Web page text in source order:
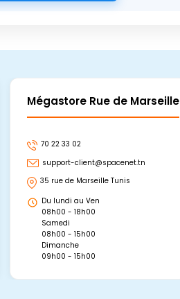
Mégastore Rue de Marseille
70 22 33 02
support-client@spacenet.tn
35 rue de Marseille Tunis
Du lundi au Ven
08h00 - 18h00
Samedi
08h00 - 15h00
Dimanche
09h00 - 15h00